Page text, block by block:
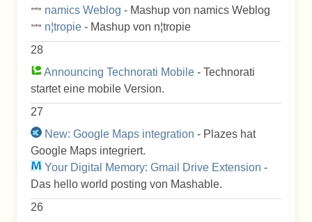
namics Weblog - Mashup von namics Weblog
n¦tropie - Mashup von n¦tropie
28
Announcing Technorati Mobile - Technorati
startet eine mobile Version.
27
New: Google Maps integration - Plazes hat
Google Maps integriert.
Your Digital Memory: Gmail Drive Extension -
Das hello world posting von Mashable.
26